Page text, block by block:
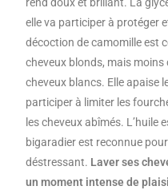
rend doux et brillant. La
elle va participer à protéger
décoction de camomille est
cheveux blonds, mais
cheveux blancs. Elle apaise
participer à limiter les
les cheveux abîmés. L’huile
bigaradier est reconnue
déstressant. Laver ses
un moment intense de